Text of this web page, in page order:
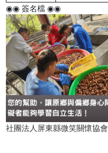
◉◉ 簽名檔 ◉◉
社團法人屏東縣微笑關懷協會